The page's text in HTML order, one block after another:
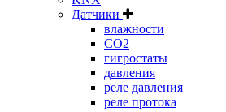
Датчики
влажности
CO2
гигростаты
давления
реле давления
реле протока